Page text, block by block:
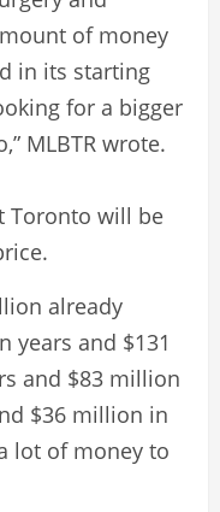
of money
in its starting
for a bigger
MLBTR wrote.
Toronto will be
already
years and $131
and $83 million
$36 million in
lot of money to